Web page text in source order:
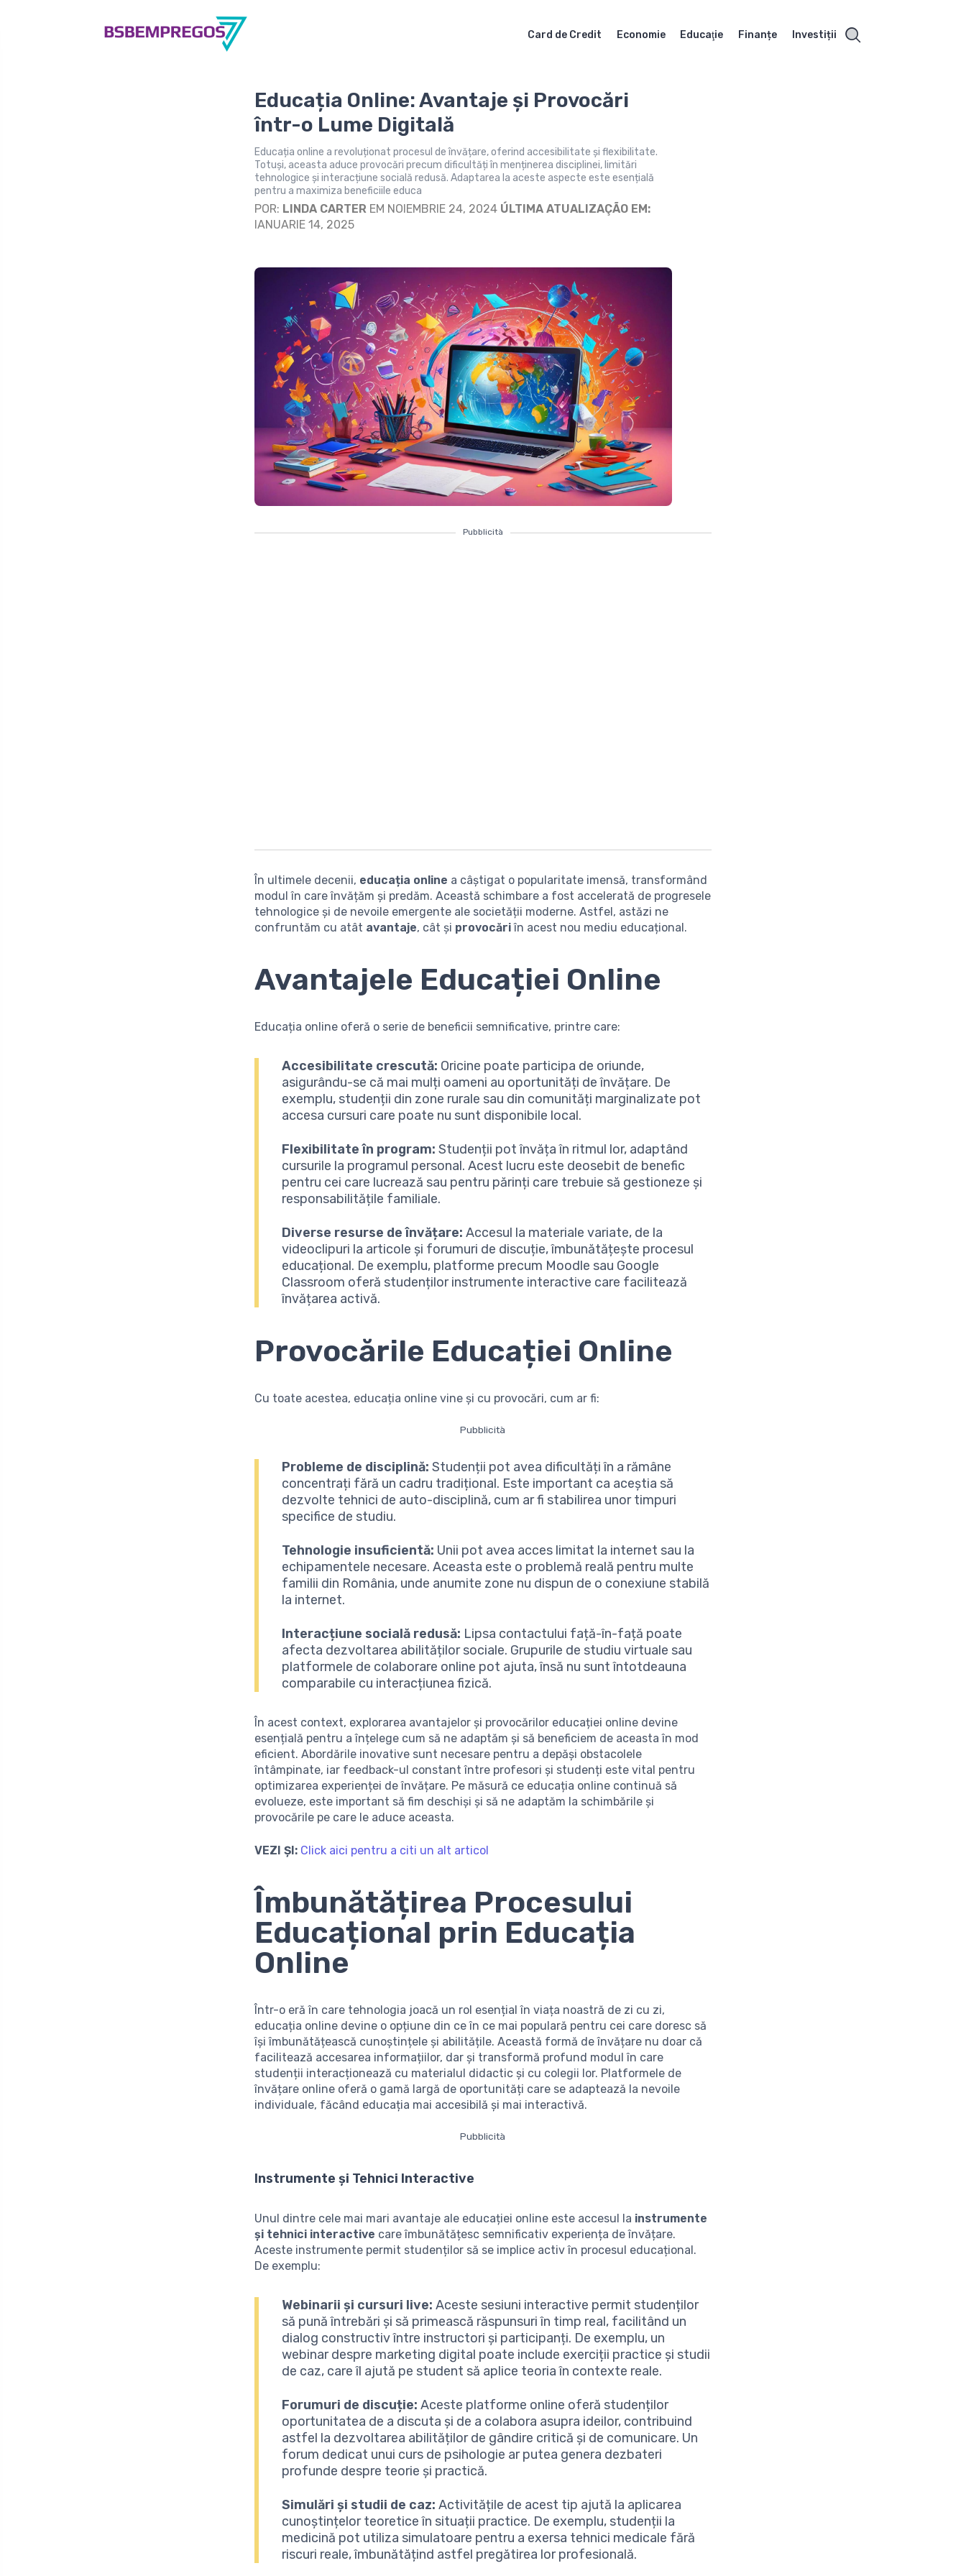
Card de Credit Economie Educaţie Finanțe Investiții
Educația Online: Avantaje și Provocări
într-o Lume Digitală
Educația online a revoluționat procesul de învățare, oferind accesibilitate și flexibilitate.
Totuși, aceasta aduce provocări precum dificultăți în menținerea disciplinei, limitări
tehnologice și interacțiune socială redusă. Adaptarea la aceste aspecte este esențială
pentru a maximiza beneficiile educa
POR: LINDA CARTER EM NOIEMBRIE 24, 2024 ÚLTIMA ATUALIZAÇÃO EM:
IANUARIE 14, 2025
Pubblicità
În ultimele decenii, educația online a câștigat o popularitate imensă, transformând
modul în care învățăm și predăm. Această schimbare a fost accelerată de progresele
tehnologice și de nevoile emergente ale societății moderne. Astfel, astăzi ne
confruntăm cu atât avantaje, cât și provocăriîn acest nou mediu educațional.
Avantajele Educației Online
Educația online oferă o serie de beneficii semnificative, printre care:
Accesibilitate crescută: Oricine poate participa de oriunde,
asigurându-se că mai mulți oameni au oportunități de învățare. De
exemplu, studenții din zone rurale sau din comunități marginalizate pot
accesa cursuri care poate nu sunt disponibile local.
Flexibilitate în program: Studenții pot învăța în ritmul lor, adaptând
cursurile la programul personal. Acest lucru este deosebit de benefic
pentru cei care lucrează sau pentru părinți care trebuie să gestioneze și
responsabilitățile familiale.
Diverse resurse de învățare: Accesul la materiale variate, de la
videoclipuri la articole și forumuri de discuție, îmbunătățește procesul
educațional. De exemplu, platforme precum Moodle sau Google
Classroom oferă studenților instrumente interactive care facilitează
învățarea activă.
Provocările Educației Online
Cu toate acestea, educația online vine și cu provocări, cum ar fi:
Pubblicità
Probleme de disciplină: Studenții pot avea dificultăți în a rămâne
concentrați fără un cadru tradițional. Este important ca aceștia să
dezvolte tehnici de auto-disciplină, cum ar fi stabilirea unor timpuri
specifice de studiu.
Tehnologie insuficientă: Unii pot avea acces limitat la internet sau la
echipamentele necesare. Aceasta este o problemă reală pentru multe
familii din România, unde anumite zone nu dispun de o conexiune stabilă
la internet.
Interacțiune socială redusă: Lipsa contactului față-în-față poate
afecta dezvoltarea abilităților sociale. Grupurile de studiu virtuale sau
platformele de colaborare online pot ajuta, însă nu sunt întotdeauna
comparabile cu interacțiunea fizică.
În acest context, explorarea avantajelor și provocărilor educației online devine
esențială pentru a înțelege cum să ne adaptăm și să beneficiem de aceasta în mod
eficient. Abordările inovative sunt necesare pentru a depăși obstacolele
întâmpinate, iar feedback-ul constant între profesori și studenți este vital pentru
optimizarea experienței de învățare. Pe măsură ce educația online continuă să
evolueze, este important să fim deschiși și să ne adaptăm la schimbările și
provocările pe care le aduce aceasta.
VEZI ȘI: Click aici pentru a citi un alt articol
Îmbunătățirea Procesului
Educațional prin Educația
Online
Într-o eră în care tehnologia joacă un rol esențial în viața noastră de zi cu zi,
educația online devine o opțiune din ce în ce mai populară pentru cei care doresc să
își îmbunătățească cunoștințele și abilitățile. Această formă de învățare nu doar că
facilitează accesarea informațiilor, dar și transformă profund modul în care
studenții interacționează cu materialul didactic și cu colegii lor. Platformele de
învățare online oferă o gamă largă de oportunități care se adaptează la nevoile
individuale, făcând educația mai accesibilă și mai interactivă.
Pubblicità
Instrumente și Tehnici Interactive
Unul dintre cele mai mari avantaje ale educației online este accesul la instrumente
și tehnici interactive care îmbunătățesc semnificativ experiența de învățare.
Aceste instrumente permit studenților să se implice activ în procesul educațional.
De exemplu:
Webinarii și cursuri live: Aceste sesiuni interactive permit studenților
să pună întrebări și să primească răspunsuri în timp real, facilitând un
dialog constructiv între instructori și participanți. De exemplu, un
webinar despre marketing digital poate include exerciții practice și studii
de caz, care îl ajută pe student să aplice teoria în contexte reale.
Forumuri de discuție: Aceste platforme online oferă studenților
oportunitatea de a discuta și de a colabora asupra ideilor, contribuind
astfel la dezvoltarea abilităților de gândire critică și de comunicare. Un
forum dedicat unui curs de psihologie ar putea genera dezbateri
profunde despre teorie și practică.
Simulări și studii de caz: Activitățile de acest tip ajută la aplicarea
cunoștințelor teoretice în situații practice. De exemplu, studenții la
medicină pot utiliza simulatoare pentru a exersa tehnici medicale fără
riscuri reale, îmbunătățind astfel pregătirea lor profesională.